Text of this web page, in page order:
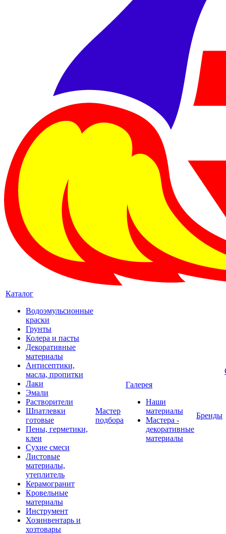
Каталог
Водоэмульсионные
краски
Грунты
Колера и пасты
Декоративные
материалы
Антисептики,
масла, пропитки
Лаки
Эмали
Растворители
Шпатлевки
готовые
Пены, герметики,
клеи
Сухие смеси
Листовые
материалы,
утеплитель
Керамогранит
Кровельные
материалы
Инструмент
Хозинвентарь и
хозтовары
Мастер
подбора
Галерея
Наши
материалы
Мастера -
декоративные
материалы
Бренды